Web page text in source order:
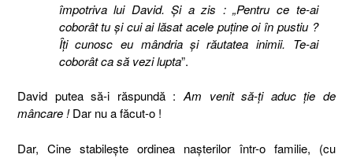
împotriva lui David. Şi a zis : „Pentru ce te-ai
coborât tu şi cui ai lăsat acele puţine oi în pustiu ?
Îţi cunosc eu mândria şi răutatea inimii. Te-ai
coborât ca să vezi lupta”.
David putea să-i răspundă : Am venit să-ţi aduc ţie de
mâncare !Dar nu a făcut-o !
Dar, Cine stabileşte ordinea naşterilor într-o familie, (cu